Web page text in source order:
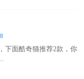
下面酷奇猫推荐2款，你